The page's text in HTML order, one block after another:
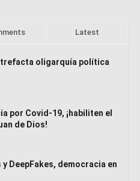
Latest
oligarquía política
por Covid-19, ¡habiliten el
de Dios!
DeepFakes, democracia en